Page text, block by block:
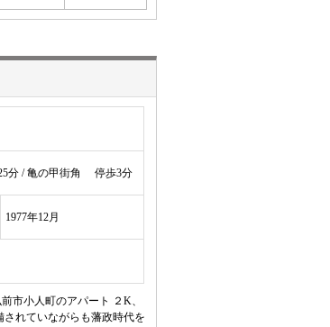
分 / 亀の甲街角 停歩3分
1977年12月
市小人町のアパート ２K、
れていながらも藩政時代を